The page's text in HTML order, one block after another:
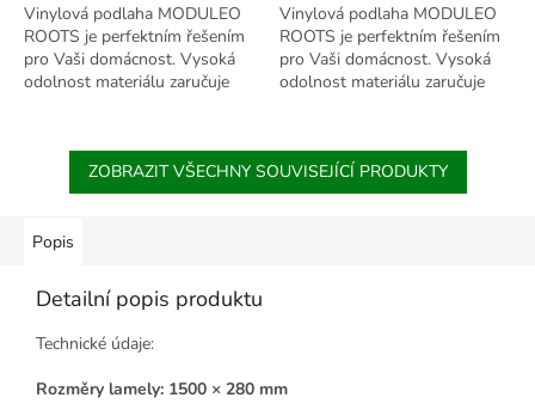
Vinylová podlaha MODULEO
ROOTS je perfektním řešením
pro Vaši domácnost. Vysoká
odolnost materiálu zaručuje
Vinylová podlaha MODULEO
ROOTS je perfektním řešením
pro Vaši domácnost. Vysoká
odolnost materiálu zaručuje
ZOBRAZIT VŠECHNY SOUVISEJÍCÍ PRODUKTY
Popis
Detailní popis produktu
Technické údaje:
Rozměry lamely: 1500 × 280 mm